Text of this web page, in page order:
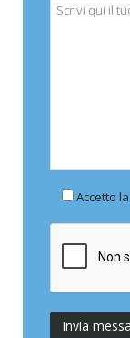
Accetto la